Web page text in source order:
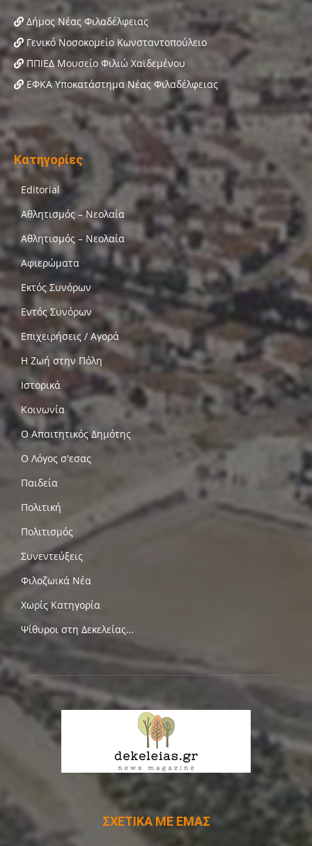
Δήμος Νέας Φιλαδέλφειας
Γενικό Νοσοκομείο Κωνσταντοπούλειο
ΠΠΙΕΔ Μουσείο Φιλιώ Χαϊδεμένου
ΕΦΚΑ Υποκατάστημα Νέας Φιλαδέλφειας
Κατηγορίες
Editorial
Αθλητισμός – Νεολαία
Αθλητισμός – Νεολαία
Αφιερώματα
Εκτός Συνόρων
Εντός Συνόρων
Επιχειρήσεις / Αγορά
Η Ζωή στην Πόλη
Ιστορικά
Κοινωνία
Ο Απαιτητικός Δημότης
Ο Λόγος σ'εσας
Παιδεία
Πολιτική
Πολιτισμός
Συνεντεύξεις
Φιλοζωικά Νέα
Χωρίς Κατηγορία
Ψίθυροι στη Δεκελείας…
ΣΧΕΤΙΚΑ ΜΕ ΕΜΑΣ